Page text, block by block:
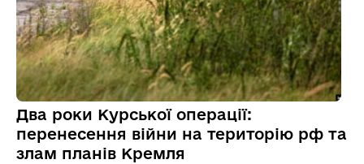
Два роки Курської операції:
перенесення війни на територію рф та
злам планів Кремля